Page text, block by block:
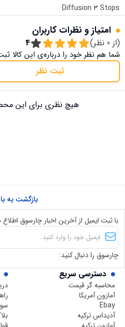
Diffusion 3 Stops
امتیاز و نظرات کاربران
(از 0 نظر) 4
شما هم نظر خود را درباره‌ی این کالا
ثبت نظر
هیچ نظری برای این
دسترسی سریع
محاسبه گر قیمت
آمازون آمریکا
Ebay
آدیداس ترکیه
بازگشت به
با ثبت ایمیل از آخرین اخبار چارسوق
چارسوق را دنبال کنید: